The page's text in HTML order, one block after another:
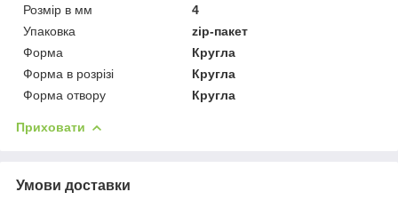
Розмір в мм
4
Упаковка
zip-пакет
Форма
Кругла
Форма в розрізі
Кругла
Форма отвору
Кругла
Приховати
Умови доставки